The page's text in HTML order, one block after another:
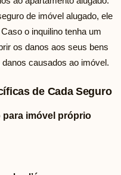
de imóvel alugado, ele
o inquilino tenha um
os danos aos seus bens
causados ao imóvel.
de Cada Seguro
imóvel próprio